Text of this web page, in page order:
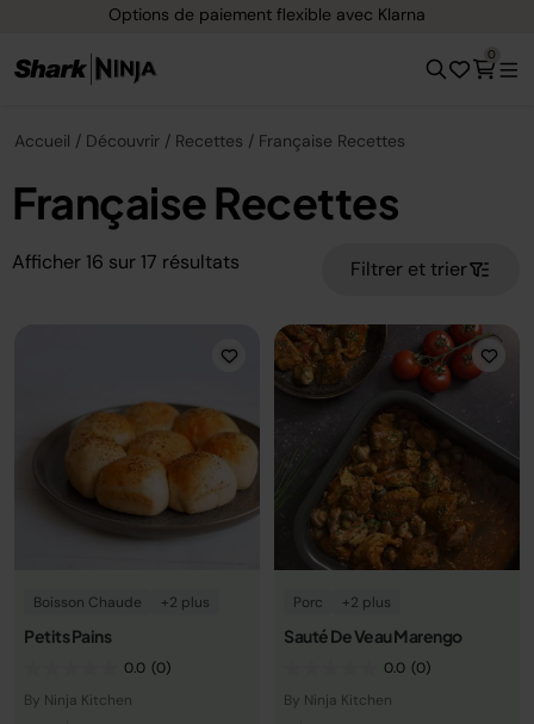
Livraison gratuite dès 40 € d'achat
0
Accueil Découvrir Recettes Française Recettes
Française Recettes
Afficher 16 sur 17 résultats Filtrer et trier
Boisson Chaude +2 plus
Petits Pains
0.0 (0)
By Ninja Kitchen
Porc +2 plus
Sauté De Veau Marengo
0.0 (0)
By Ninja Kitchen